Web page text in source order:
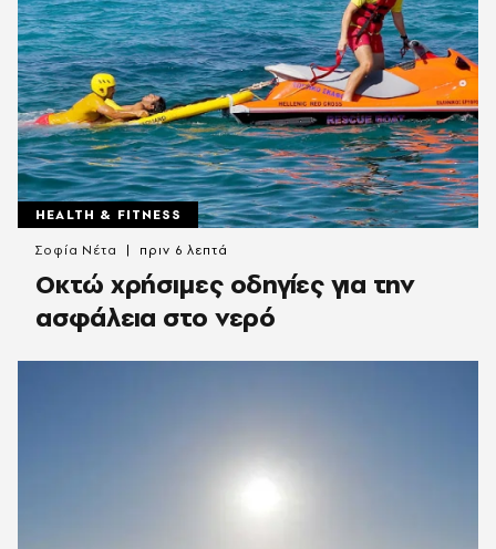
HEALTH & FITNESS
Οκτώ χρήσιμες οδηγίες για την
ασφάλεια στο νερό
Σοφία Νέτα πριν 6 λεπτά